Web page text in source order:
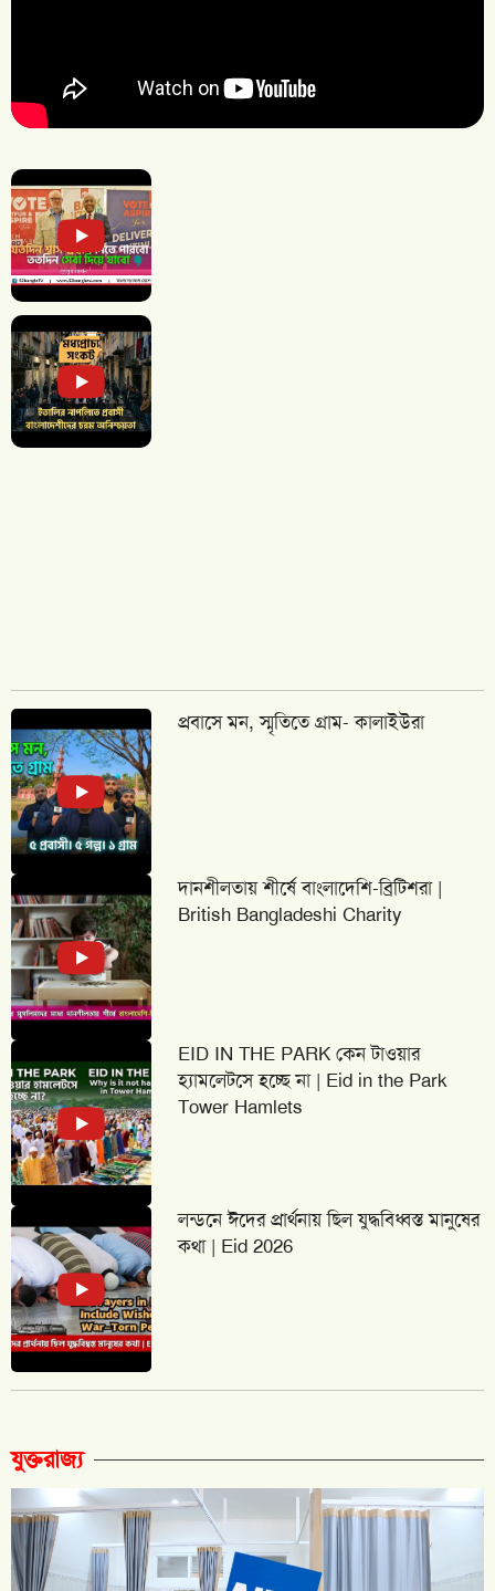
প্রবাসে মন, স্মৃতিতে গ্রাম- কালাইউরা
দানশীলতায় শীর্ষে বাংলাদেশি-ব্রিটিশরা |
British Bangladeshi Charity
EID IN THE PARK কেন টাওয়ার
হ্যামলেটসে হচ্ছে না | Eid in the Park
Tower Hamlets
লন্ডনে ঈদের প্রার্থনায় ছিল যুদ্ধবিধ্বস্ত মানুষের
কথা | Eid 2026
যুক্তরাজ্য